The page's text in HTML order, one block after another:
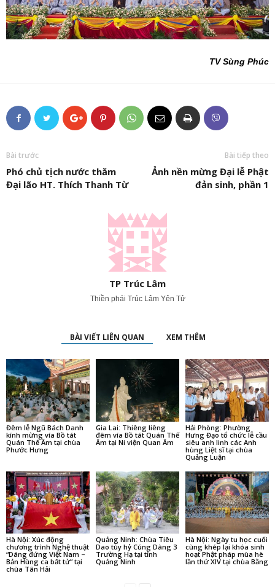
TV Sùng Phúc
Bài trước
Phó chủ tịch nước thăm
Đại lão HT. Thích Thanh Từ
Bài tiếp theo
Ảnh nền mừng Đại lễ Phật
đản sinh, phần 1
TP Trúc Lâm
Thiền phái Trúc Lâm Yên Tử
BÀI VIẾT LIÊN QUAN XEM THÊM
Đêm lễ Ngũ Bách Danh
kính mừng vía Bồ tát
Quán Thế Âm tại chùa
Phước Hưng
Gia Lai: Thiêng liêng
đêm vía Bồ tát Quán Thế
Âm tại Ni viện Quan Âm
Hải Phòng: Phường
Hưng Đạo tổ chức lễ cầu
siêu anh linh các Anh
hùng Liệt sĩ tại chùa
Quảng Luận
Hà Nội: Xúc động
chương trình Nghệ thuật
“Dáng đứng Việt Nam –
Bản Hùng ca bất tử” tại
chùa Tân Hải
Quảng Ninh: Chùa Tiêu
Dao tùy hỷ Cúng Dàng 3
Trường Hạ tại tỉnh
Quảng Ninh
Hà Nội: Ngày tu học cuối
cùng khép lại khóa sinh
hoạt Phật pháp mùa hè
lần thứ XIV tại chùa Bằng